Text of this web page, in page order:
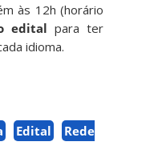
às 12h (horário
edital para ter
idioma.
Edital
Rede